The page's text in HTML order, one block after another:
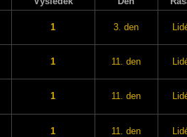
1 3. den
1 11. den
1 11. den
1 11. den